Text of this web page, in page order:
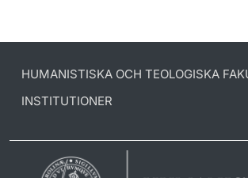
HUMANISTISKA OCH TEOLOGISKA
INSTITUTIONER